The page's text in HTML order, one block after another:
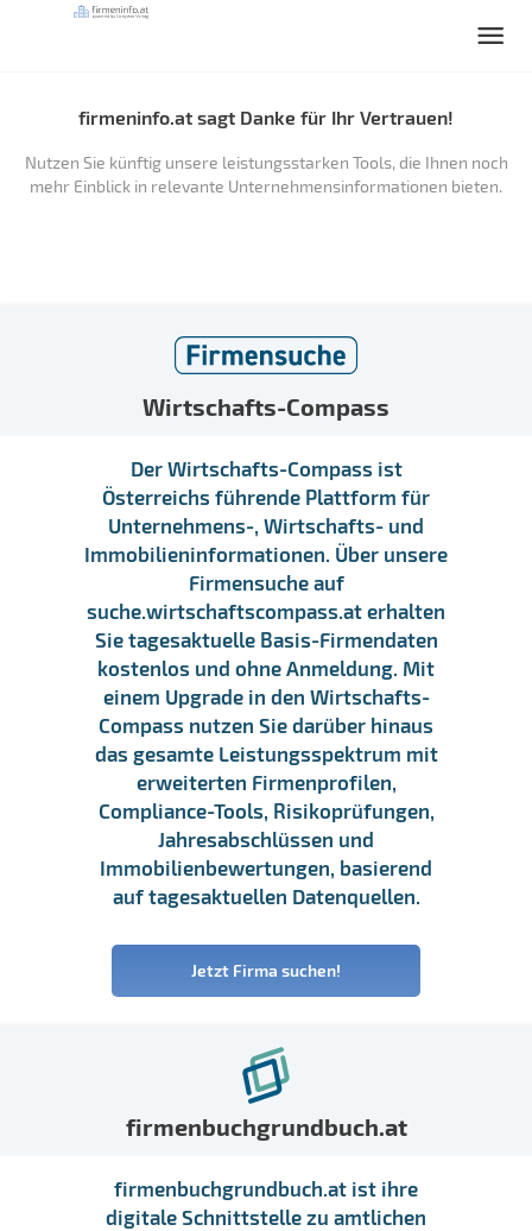
firmeninfo.at sagt Danke für Ihr Vertrauen!
Nutzen Sie künftig unsere leistungsstarken Tools, die Ihnen noch
mehr Einblick in relevante Unternehmensinformationen bieten.
Wirtschafts-Compass
Der Wirtschafts-Compass ist
Österreichs führende Plattform für
Unternehmens-, Wirtschafts- und
Immobilieninformationen. Über unsere
Firmensuche auf
suche.wirtschaftscompass.at erhalten
Sie tagesaktuelle Basis-Firmendaten
kostenlos und ohne Anmeldung. Mit
einem Upgrade in den Wirtschafts-
Compass nutzen Sie darüber hinaus
das gesamte Leistungsspektrum mit
erweiterten Firmenprofilen,
Compliance-Tools, Risikoprüfungen,
Jahresabschlüssen und
Immobilienbewertungen, basierend
auf tagesaktuellen Datenquellen.
Jetzt Firma suchen!
firmenbuchgrundbuch.at
firmenbuchgrundbuch.at ist ihre
digitale Schnittstelle zu amtlichen